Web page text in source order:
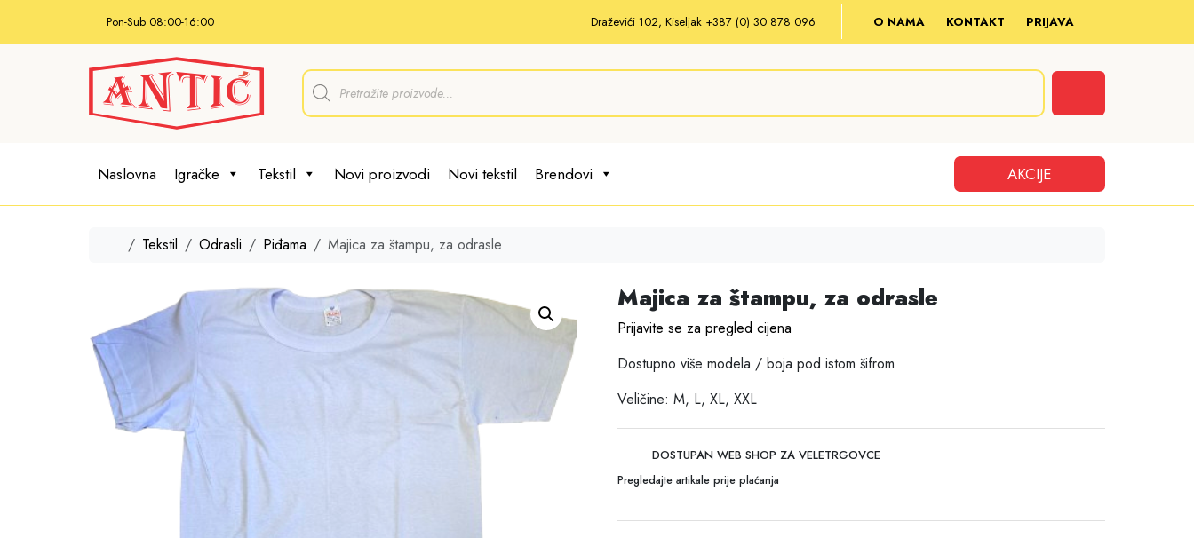
Pon-Sub 08:00-16:00 Draževići 102, Kiseljak +387 (0) 30 878 096 O NAMA KONTAKT PRIJAVA
P
d
s
e
c
Naslovna Igračke Tekstil Novi proizvodi Novi tekstil AKCIJE
Brendovi
HomeTekstil Odrasli Piđama Majica za štampu, za odrasle
Majica za štampu, za odrasle
Prijavite se za pregled cijena
Dostupno više modela / boja pod istom šifrom
Veličine: M, L, XL, XXL
DOSTUPAN WEB SHOP ZA VELETRGOVCE
Pregledajte artikale prije plaćanja